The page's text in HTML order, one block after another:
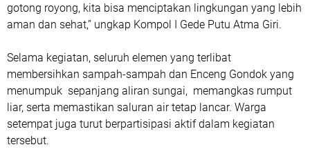
gotong royong, kita bisa menciptakan lingkungan yang lebih
aman dan sehat,” ungkap Kompol I Gede Putu Atma Giri.
Selama kegiatan, seluruh elemen yang terlibat
membersihkan sampah-sampah dan Enceng Gondok yang
menumpuk sepanjang aliran sungai, memangkas rumput
liar, serta memastikan saluran air tetap lancar. Warga
setempat juga turut berpartisipasi aktif dalam kegiatan
tersebut.